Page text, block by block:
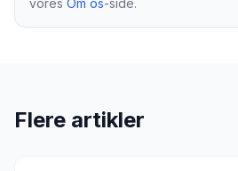
vores Om os-side.
Flere artikler